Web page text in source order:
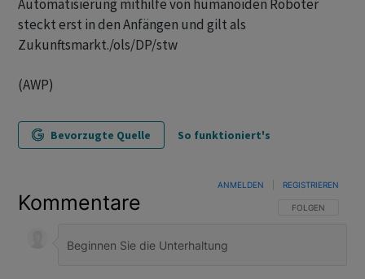
Automatisierung mithilfe von humanoiden Roboter
steckt erst in den Anfängen und gilt als
Zukunftsmarkt./ols/DP/stw
(AWP)
Bevorzugte Quelle So funktioniert's
Kommentare FOLGE DIESER
FOLGEN
ANMELDEN REGISTRIEREN